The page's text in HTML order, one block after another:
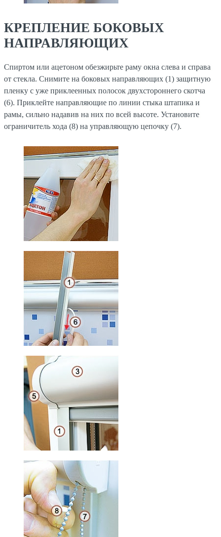
КРЕПЛЕНИЕ БОКОВЫХ
НАПРАВЛЯЮЩИХ
Спиртом или ацетоном обезжирьте раму окна слева и справа
от стекла. Снимите на боковых направляющих (1) защитную
пленку с уже приклеенных полосок двухстороннего скотча
(6). Приклейте направляющие по линии стыка штапика и
рамы, сильно надавив на них по всей высоте. Установите
ограничитель хода (8) на управляющую цепочку (7).